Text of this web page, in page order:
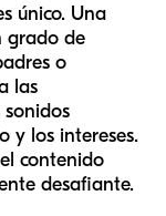
único. Una
grado de
o
las
sonidos
y los intereses.
contenido
desafiante.